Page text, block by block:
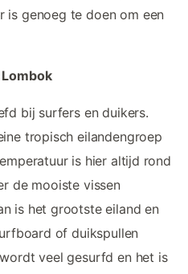
is genoeg te doen om een
bij surfers en duikers.
tropisch eilandengroep
is hier altijd rond
de mooiste vissen
is het grootste eiland en
of duikspullen
veel gesurfd en het is